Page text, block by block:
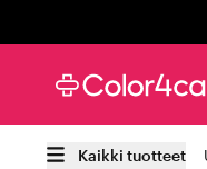
Kaikki tuotteet